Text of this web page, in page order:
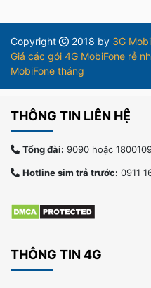
Copyright 2018 by 3G
Giá các gói 4G MobiFone rẻ
MobiFone tháng
THÔNG TIN LIÊN HỆ
Tổng đài: 9090 hoặc
Hotline sim trả trước: 0911
THÔNG TIN 4G